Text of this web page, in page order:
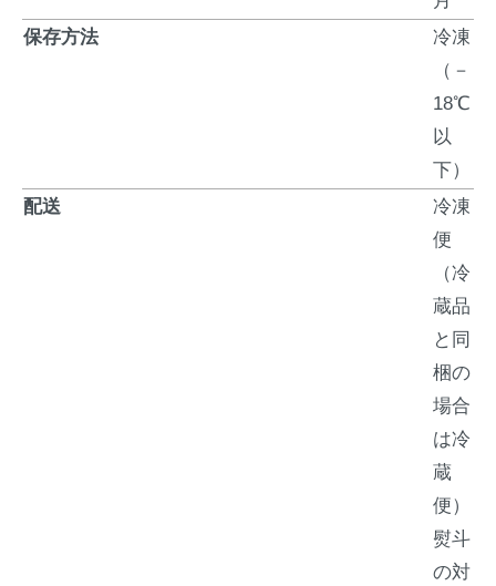
保存方法
冷凍
（－
18℃
以
下）
配送
冷凍
便
（冷
蔵品
と同
梱の
場合
は冷
蔵
便）
熨斗
の対